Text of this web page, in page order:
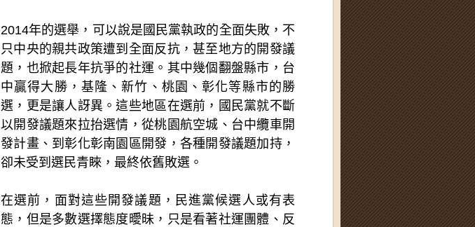
2014年的選舉，可以說是國民黨執政的全面失敗，不
只中央的親共政策遭到全面反抗，甚至地方的開發議
題，也掀起長年抗爭的社運。其中幾個翻盤縣市，台
中贏得大勝，基隆、新竹、桃園、彰化等縣市的勝
選，更是讓人訝異。這些地區在選前，國民黨就不斷
以開發議題來拉抬選情，從桃園航空城、台中纜車開
發計畫、到彰化彰南園區開發，各種開發議題加持，
卻未受到選民青睞，最終依舊敗選。
在選前，面對這些開發議題，民進黨候選人或有表
態，但是多數選擇態度曖昧，只是看著社運團體、反